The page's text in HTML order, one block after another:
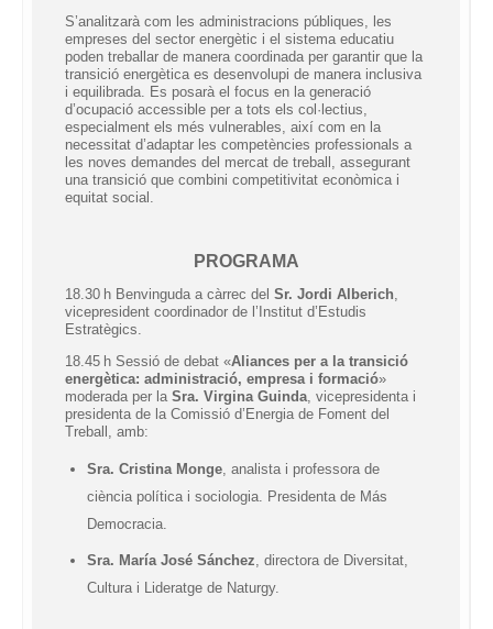
S’analitzarà com les administracions públiques, les
empreses del sector energètic i el sistema educatiu
poden treballar de manera coordinada per garantir que la
transició energètica es desenvolupi de manera inclusiva
i equilibrada. Es posarà el focus en la generació
d’ocupació accessible per a tots els col·lectius,
especialment els més vulnerables, així com en la
necessitat d’adaptar les competències professionals a
les noves demandes del mercat de treball, assegurant
una transició que combini competitivitat econòmica i
equitat social.
PROGRAMA
18.30 h Benvinguda a càrrec del Sr. Jordi Alberich,
vicepresident coordinador de l’Institut d’Estudis
Estratègics.
18.45 h Sessió de debat «Aliances per a la transició
energètica: administració, empresa i formació»
moderada per la Sra. Virgina Guinda, vicepresidenta i
presidenta de la Comissió d’Energia de Foment del
Treball , amb:
Sra. Cristina Monge, analista i professora de
ciència política i sociologia. Presidenta de Más
Democracia.
Sra. María José Sánchez, directora de Diversitat,
Cultura i Lideratge de Naturgy.